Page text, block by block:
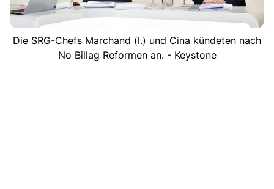
Die SRG-Chefs Marchand (l.) und Cina kündeten nach
No Billag Reformen an. - Keystone